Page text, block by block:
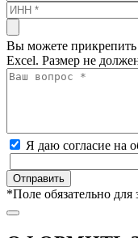
Вы можете
Excel. Размер не
Я даю согласие на
*Поле обязательно для